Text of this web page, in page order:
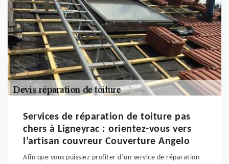
Services de réparation de toiture pas
chers à Ligneyrac : orientez-vous vers
l’artisan couvreur Couverture Angelo
Afin que vous puissiez profiter d’un service de réparation